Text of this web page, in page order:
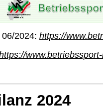
2024: https://
2024